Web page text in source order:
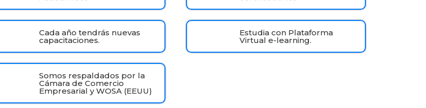
Cada año tendrás nuevas
capacitaciones.
Estudia con Plataforma
Virtual e-learning.
Somos respaldados por la
Cámara de Comercio
Empresarial y WOSA (EEUU)